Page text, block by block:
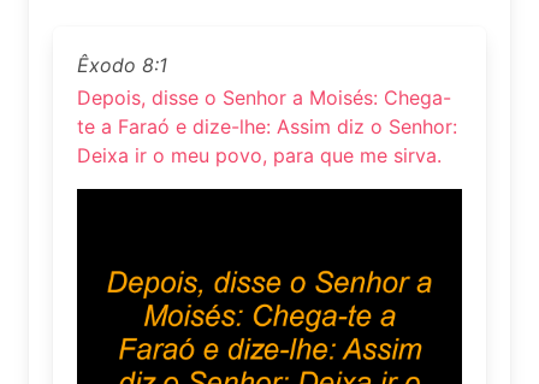
Êxodo 8:1
Depois, disse o Senhor a Moisés: Chega-
te a Faraó e dize-lhe: Assim diz o Senhor:
Deixa ir o meu povo, para que me sirva.